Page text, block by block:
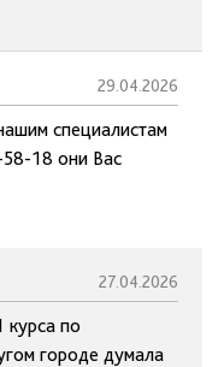
29.04.2026
специалистам
18 они Вас
27.04.2026
курса по
городе думала